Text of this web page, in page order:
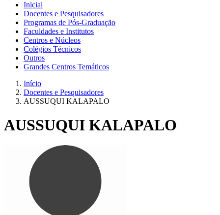
Inicial
Docentes e Pesquisadores
Programas de Pós-Graduação
Faculdades e Institutos
Centros e Núcleos
Colégios Técnicos
Outros
Grandes Centros Temáticos
Início
Docentes e Pesquisadores
AUSSUQUI KALAPALO
AUSSUQUI KALAPALO